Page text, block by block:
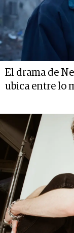
El drama de
ubica entre lo